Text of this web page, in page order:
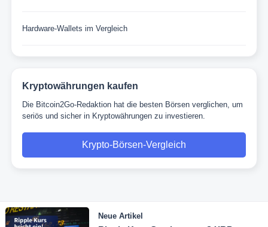
Hardware-Wallets im Vergleich
Kryptowährungen kaufen
Die Bitcoin2Go-Redaktion hat die besten Börsen verglichen, um
seriös und sicher in Kryptowährungen zu investieren.
Krypto-Börsen-Vergleich
Neue Artikel